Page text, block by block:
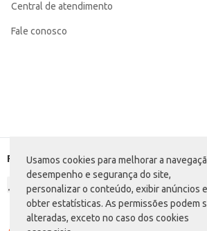
Usamos cookies para melhorar a
desempenho e segurança do site,
personalizar o conteúdo, exibir anúncios e
obter estatísticas. As permissões podem
alteradas, exceto no caso dos cookies
EAN: 7898215157281
Central de atendimento
Fale conosco
Formas de pagamento